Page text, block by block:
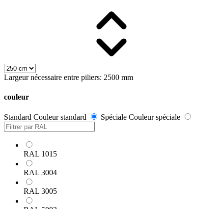
Largeur nécessaire entre piliers: 2500 mm
couleur
Standard Couleur standard Spéciale Couleur spéciale
RAL 1015
RAL 3004
RAL 3005